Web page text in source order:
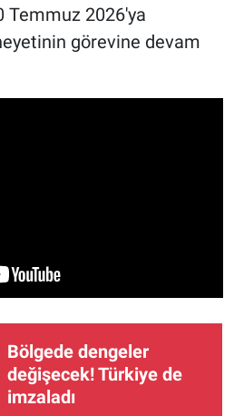
Temmuz 2026'ya
görevine devam
Bölgede dengeler
değişecek! Türkiye de
imzaladı